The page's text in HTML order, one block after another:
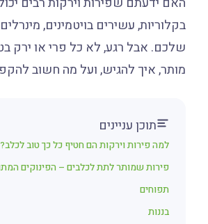
בקלוריות, עשירים בויטמינים,
שלכם. אבל רגע, לא כל פרי או ירק
מותר, איך להגיש, ועל מה חשוב
תוכן עניינים
למה פירות וירקות הם חטיף כל כך טוב לכלב?
פירות שמותר לתת לכלבים – הפינוקים
תפוחים
בננות